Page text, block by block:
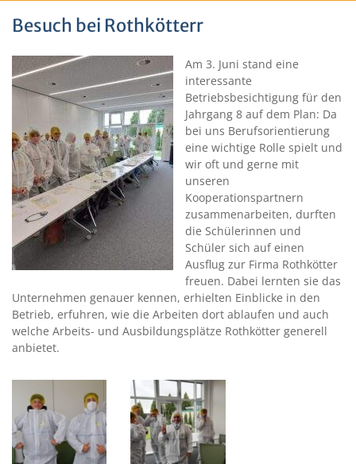
Besuch bei Rothkötterr
Am 3. Juni stand eine
interessante
Betriebsbesichtigung für den
Jahrgang 8 auf dem Plan: Da
bei uns Berufsorientierung
eine wichtige Rolle spielt und
wir oft und gerne mit
unseren
Kooperationspartnern
zusammenarbeiten, durften
die Schülerinnen und
Schüler sich auf einen
Ausflug zur Firma Rothkötter
freuen. Dabei lernten sie das
Unternehmen genauer kennen, erhielten Einblicke in den
Betrieb, erfuhren, wie die Arbeiten dort ablaufen und auch
welche Arbeits- und Ausbildungsplätze Rothkötter generell
anbietet.